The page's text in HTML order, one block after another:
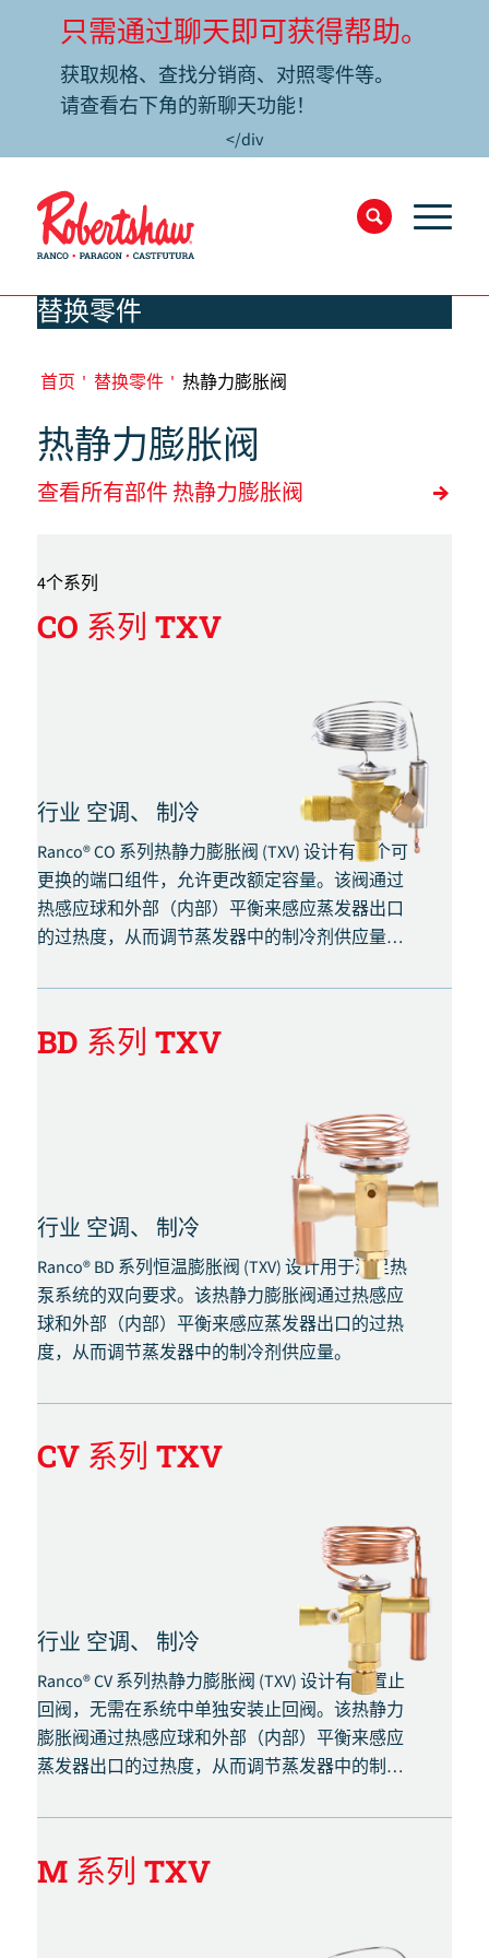
只需通过聊天即可获得帮助。
获取规格、查找分销商、对照零件等。
请查看右下角的新聊天功能！
</div
替换零件
首页 ' 替换零件 ' 热静力膨胀阀
热静力膨胀阀
查看所有部件 热静力膨胀阀
4个系列
CO 系列 TXV
行业 空调、 制冷
Ranco® CO 系列热静力膨胀阀 (TXV) 设计有一个可
更换的端口组件，允许更改额定容量。该阀通过
热感应球和外部（内部）平衡来感应蒸发器出口
的过热度，从而调节蒸发器中的制冷剂供应量。
BD 系列 TXV
行业 空调、 制冷
Ranco® BD 系列恒温膨胀阀 (TXV) 设计用于满足热
泵系统的双向要求。该热静力膨胀阀通过热感应
球和外部（内部）平衡来感应蒸发器出口的过热
度，从而调节蒸发器中的制冷剂供应量。
CV 系列 TXV
行业 空调、 制冷
Ranco® CV 系列热静力膨胀阀 (TXV) 设计有内置止
回阀，无需在系统中单独安装止回阀。该热静力
膨胀阀通过热感应球和外部（内部）平衡来感应
蒸发器出口的过热度，从而调节蒸发器中的制冷
M 系列 TXV